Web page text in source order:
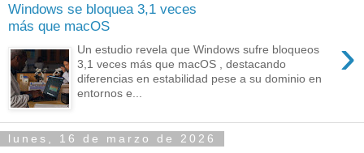
Windows se bloquea 3,1 veces
más que macOS
›
Un estudio revela que Windows sufre bloqueos
3,1 veces más que macOS , destacando
diferencias en estabilidad pese a su dominio en
entornos e...
lunes, 16 de marzo de 2026